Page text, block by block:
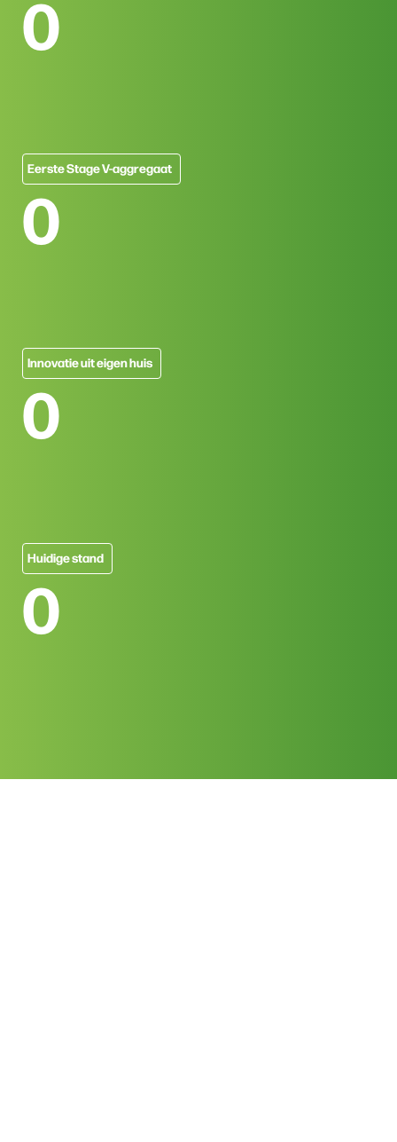
0
Eerste Stage V-aggregaat
0
Innovatie uit eigen huis
0
Huidige stand
0